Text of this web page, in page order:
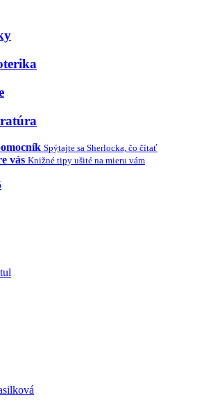
Spýtajte sa Sherlocka, čo čítať
vás Knižné tipy ušité na mieru vám